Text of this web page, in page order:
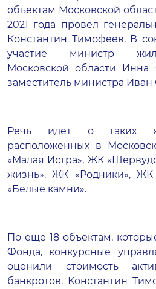
объектам Московской
2021 года провел
Константин Тимофеев. В
участие министр
Московской области
заместитель министра Иван
Речь идет о таких
расположенных в
«Малая Истра», ЖК
жизнь», ЖК «Родники»,
«Белые камни».
По еще 18 объектам,
Фонда, конкурсные
оценили стоимость
банкротов. Константин